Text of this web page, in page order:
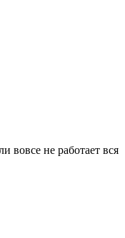
вовсе не работает вся